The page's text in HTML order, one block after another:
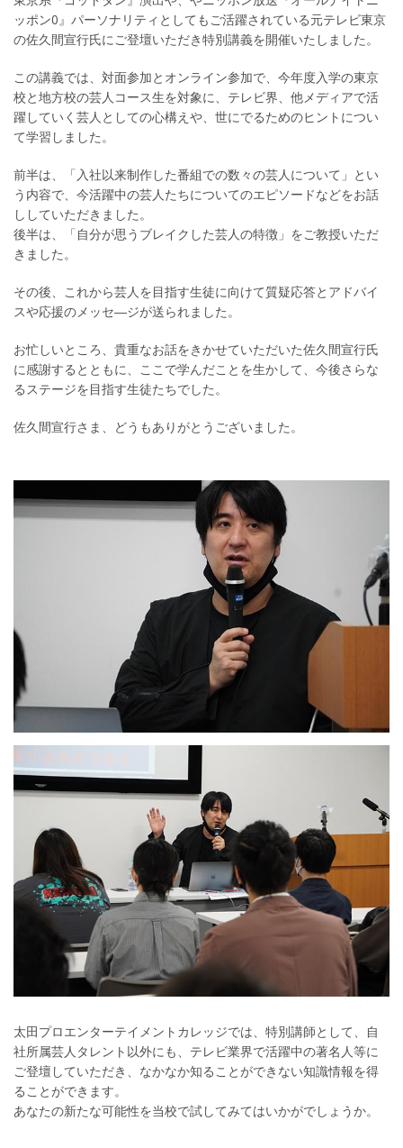
ッポン0』パーソナリティとしてもご活躍されている元テレビ東京
の佐久間宣行氏にご登壇いただき特別講義を開催いたしました。
この講義では、対面参加とオンライン参加で、今年度入学の東京
校と地方校の芸人コース生を対象に、テレビ界、他メディアで活
躍していく芸人としての心構えや、世にでるためのヒントについ
て学習しました。
前半は、「入社以来制作した番組での数々の芸人について」とい
う内容で、今活躍中の芸人たちについてのエピソードなどをお話
ししていただきました。
後半は、「自分が思うブレイクした芸人の特徴」をご教授いただ
きました。
その後、これから芸人を目指す生徒に向けて質疑応答とアドバイ
スや応援のメッセ―ジが送られました。
お忙しいところ、貴重なお話をきかせていただいた佐久間宣行氏
に感謝するとともに、ここで学んだことを生かして、今後さらな
るステージを目指す生徒たちでした。
佐久間宣行さま、どうもありがとうございました。
太田プロエンターテイメントカレッジでは、特別講師として、自
社所属芸人タレント以外にも、テレビ業界で活躍中の著名人等に
ご登壇していただき、なかなか知ることができない知識情報を得
ることができます。
あなたの新たな可能性を当校で試してみてはいかがでしょうか。